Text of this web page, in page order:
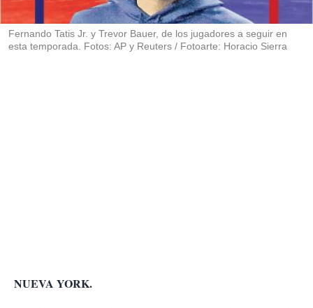
Fernando Tatis Jr. y Trevor Bauer, de los jugadores a seguir en
esta temporada. Fotos: AP y Reuters / Fotoarte: Horacio Sierra
NUEVA YORK.